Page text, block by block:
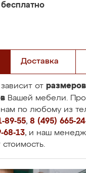
бесплатно
Доставка
от
Вашей мебели.
нам по любому из
89-55, 8 (495) 665-
68-13, и наш
стоимость.